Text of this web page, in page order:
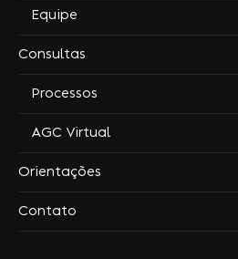
Equipe
Consultas
Processos
AGC Virtual
Orientações
Contato